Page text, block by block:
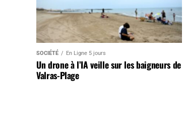
SOCIÉTÉ En Ligne 5 jours
Un drone à l’IA veille sur les baigneurs de
Valras-Plage